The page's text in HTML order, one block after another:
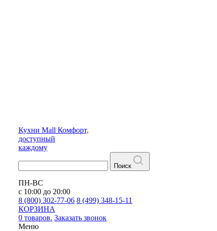
Кухни Mall Комфорт,
доступный
каждому
Поиск
ПН-ВС
с 10:00 до 20:00
8 (800) 302-77-06 8 (499) 348-15-11
КОРЗИНА
0 товаров. Заказать звонок
Меню